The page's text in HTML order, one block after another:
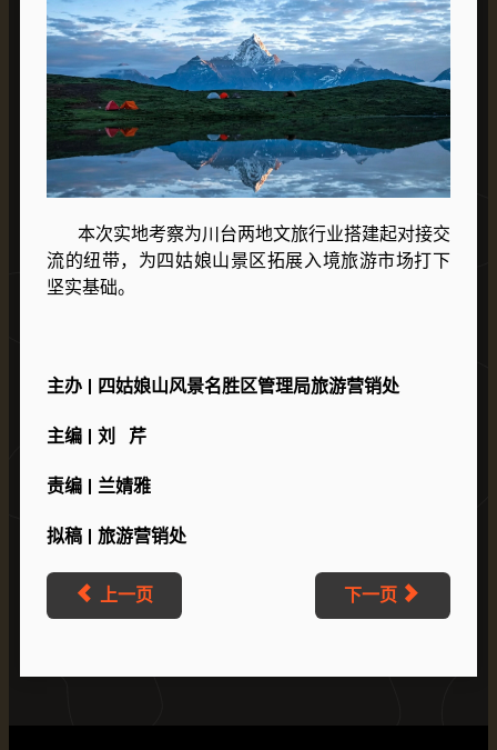
本次实地考察为川台两地文旅行业搭建起对接交
流的纽带，为四姑娘山景区拓展入境旅游市场打下
坚实基础。
主办 | 四姑娘山风景名胜区管理局旅游营销处
主编 | 刘 芹
责编 | 兰婧雅
拟稿 | 旅游营销处
上一页 下一页